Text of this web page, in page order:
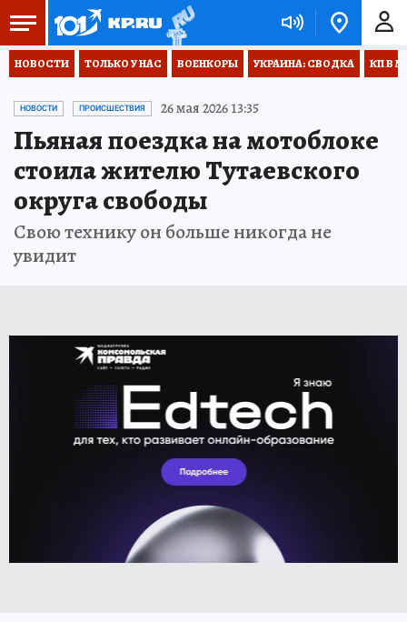
НОВОСТИ ТОЛЬКО У НАС ВОЕНКОРЫ УКРАИНА: СВОДКА КП В
НОВОСТИ ПРОИСШЕСТВИЯ 26 мая 2026 13:35
Пьяная поездка на мотоблоке
стоила жителю Тутаевского
округа свободы
Свою технику он больше никогда не
увидит